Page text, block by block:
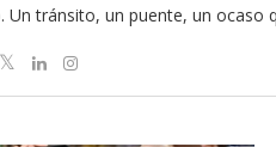
Un tránsito, un puente, un ocaso